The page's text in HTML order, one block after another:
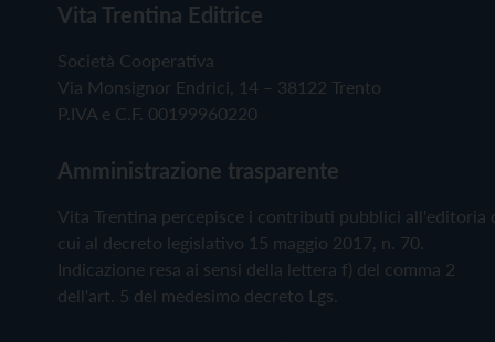
Vita Trentina Editrice
Società Cooperativa
Via Monsignor Endrici, 14 – 38122 Trento
P.IVA e C.F. 00199960220
Amministrazione trasparente
Vita Trentina percepisce i contributi pubblici all'editoria
cui al decreto legislativo 15 maggio 2017, n. 70.
Indicazione resa ai sensi della lettera f) del comma 2
dell'art. 5 del medesimo decreto Lgs.